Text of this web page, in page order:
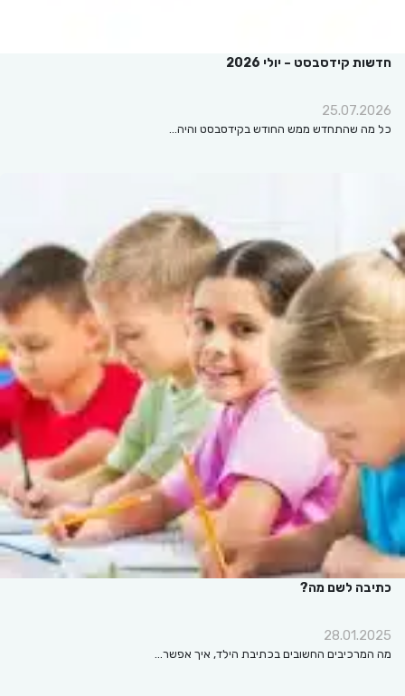
חדשות קידסבסט – יולי 2026
25.07.2026
כל מה שהתחדש ממש החודש בקידסבסט והיה…
כתיבה לשם מה?
28.01.2025
מה המרכיבים החשובים בכתיבת הילד, איך אפשר…